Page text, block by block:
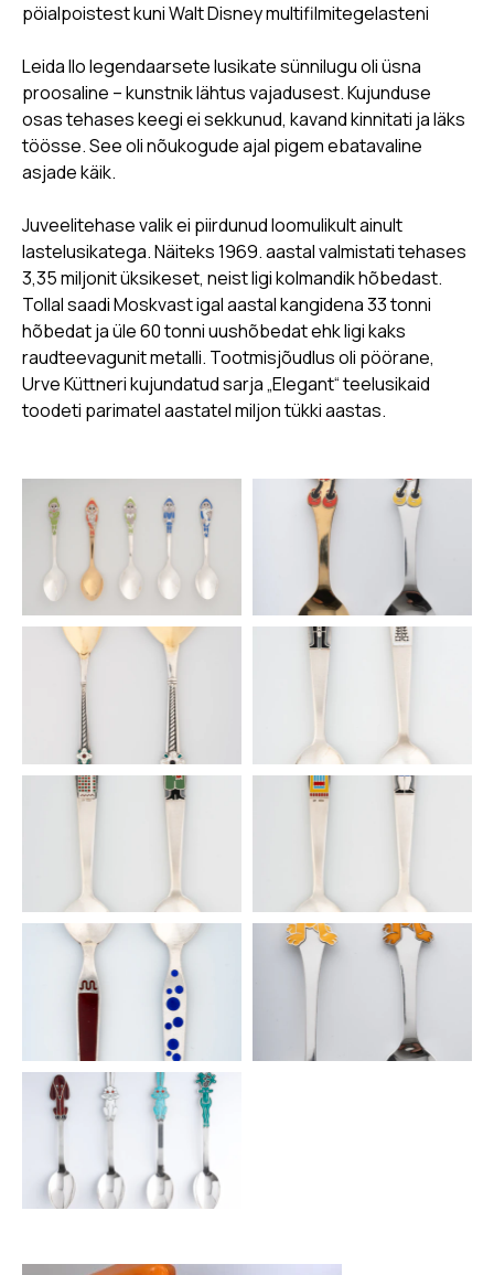
pöialpoistest kuni Walt Disney multifilmitegelasteni
Leida Ilo legendaarsete lusikate sünnilugu oli üsna
proosaline – kunstnik lähtus vajadusest. Kujunduse
osas tehases keegi ei sekkunud, kavand kinnitati ja läks
töösse. See oli nõukogude ajal pigem ebatavaline
asjade käik.
Juveelitehase valik ei piirdunud loomulikult ainult
lastelusikatega. Näiteks 1969. aastal valmistati tehases
3,35 miljonit üksikeset, neist ligi kolmandik hõbedast.
Tollal saadi Moskvast igal aastal kangidena 33 tonni
hõbedat ja üle 60 tonni uushõbedat ehk ligi kaks
raudteevagunit metalli. Tootmisjõudlus oli pöörane,
Urve Küttneri kujundatud sarja „Elegant“ teelusikaid
toodeti parimatel aastatel miljon tükki aastas.